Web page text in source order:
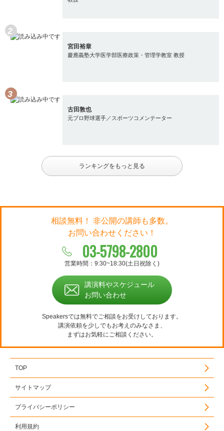
宮田裕章
慶應義塾大学医学部医療政策・管理学教室 教授
古田敦也
元プロ野球選手／スポーツコメンテーター
ランキングをもっと見る
相談無料！ 非公開の講師も多数。
お問い合わせください！
03-5798-2800
営業時間：9:30~18:30(土日祝除く)
講演料やスケジュール
お問い合わせ
Speakersでは無料でご相談をお受けしております。
講演依頼を少しでもお考えのみなさま、
まずはお気軽にご相談ください。
TOP
サイトマップ
プライバシーポリシー
利用規約